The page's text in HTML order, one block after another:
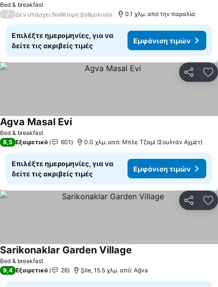
Bed & breakfast
/ Δεν υπάρχει διαθέσιμη βαθμολογία 0.1 χλμ. από την παραλία
Επιλέξτε ημερομηνίες, για να
δείτε τις ακριβείς τιμές
Εμφάνιση τιμών
Bed & breakfast
Agva Masal EviΕμφάνιση τιμών
8,5 Εξαιρετικό 601 0.0 χλμ. από: Μπλε Τζαμί (Σουλτάν Αχμέτ)
Επιλέξτε ημερομηνίες, για να
δείτε τις ακριβείς τιμές
Εμφάνιση τιμών
Bed & breakfast
Sarikonaklar Garden Village
9,4 Εξαιρετικό 26 Şile, 15.5 χλμ. από: Ağva